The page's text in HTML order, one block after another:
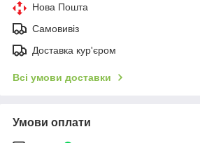
Нова Пошта
Самовивіз
Доставка кур'єром
Всі умови доставки
Умови оплати